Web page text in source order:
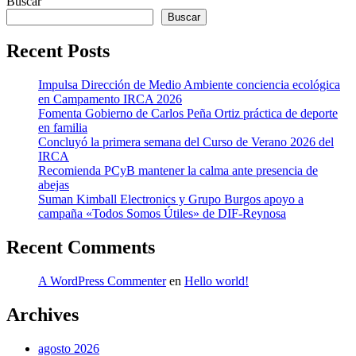
Buscar
Recent Posts
Impulsa Dirección de Medio Ambiente conciencia ecológica
en Campamento IRCA 2026
Fomenta Gobierno de Carlos Peña Ortiz práctica de deporte
en familia
Concluyó la primera semana del Curso de Verano 2026 del
IRCA
Recomienda PCyB mantener la calma ante presencia de
abejas
Suman Kimball Electronics y Grupo Burgos apoyo a
campaña «Todos Somos Útiles» de DIF-Reynosa
Recent Comments
A WordPress Commenteren Hello world!
Archives
agosto 2026